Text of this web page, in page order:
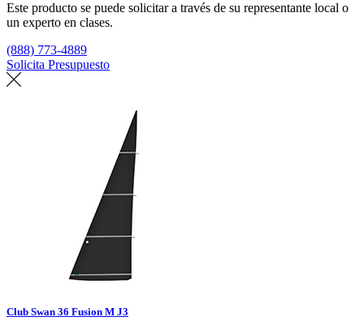
Este producto se puede solicitar a través de su representante local o
un experto en clases.
(888) 773-4889
Solicita Presupuesto
Club Swan 36 Fusion M J3